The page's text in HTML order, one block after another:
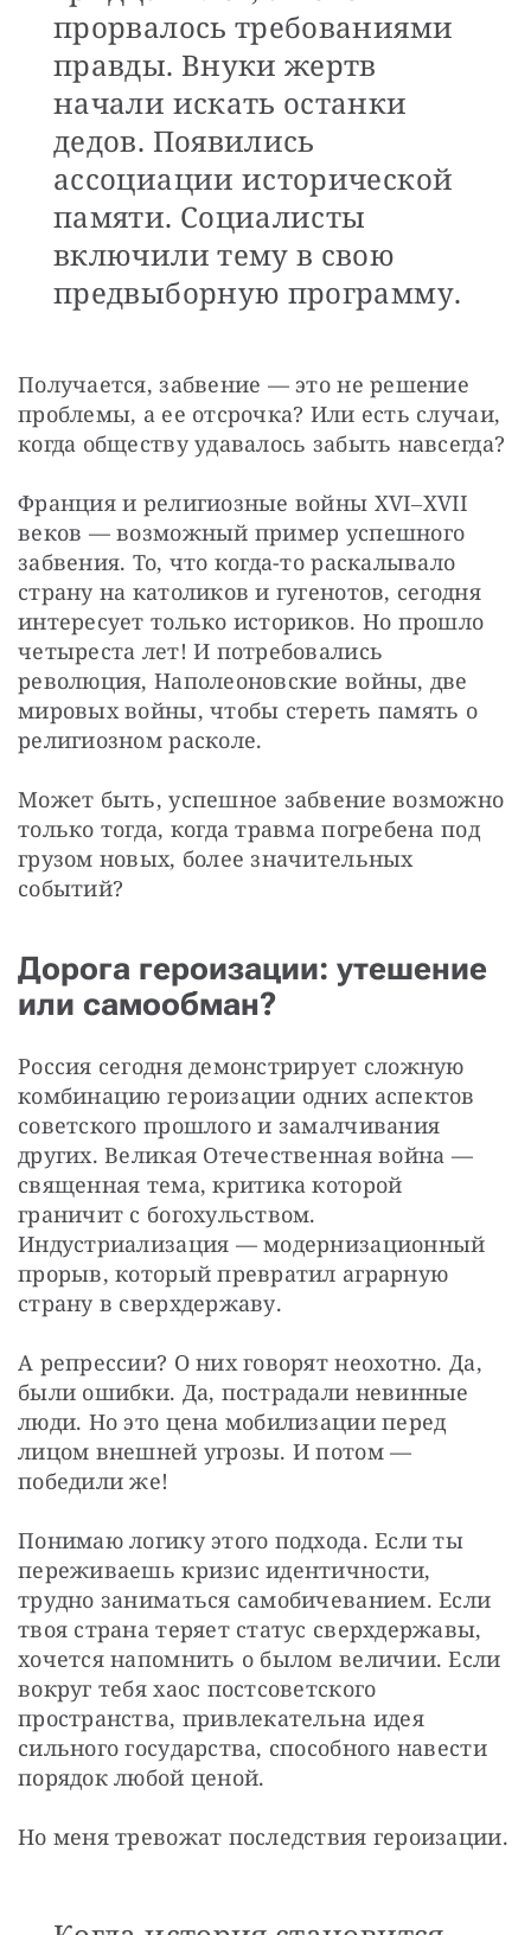
прорвалось требованиями
правды. Внуки жертв
начали искать останки
дедов. Появились
ассоциации исторической
памяти. Социалисты
включили тему в свою
предвыборную программу.
Получается, забвение — это не решение
проблемы, а ее отсрочка? Или есть случаи,
когда обществу удавалось забыть навсегда?
Франция и религиозные войны XVI‒XVII
веков — возможный пример успешного
забвения. То, что когда-то раскалывало
страну на католиков и гугенотов, сегодня
интересует только историков. Но прошло
четыреста лет! И потребовались
революция, Наполеоновские войны, две
мировых войны, чтобы стереть память о
религиозном расколе.
Может быть, успешное забвение возможно
только тогда, когда травма погребена под
грузом новых, более значительных
событий?
Дорога героизации: утешение
или самообман?
Россия сегодня демонстрирует сложную
комбинацию героизации одних аспектов
советского прошлого и замалчивания
других. Великая Отечественная война —
священная тема, критика которой
граничит с богохульством.
Индустриализация — модернизационный
прорыв, который превратил аграрную
страну в сверхдержаву.
А репрессии? О них говорят неохотно. Да,
были ошибки. Да, пострадали невинные
люди. Но это цена мобилизации перед
лицом внешней угрозы. И потом —
победили же!
Понимаю логику этого подхода. Если ты
переживаешь кризис идентичности,
трудно заниматься самобичеванием. Если
твоя страна теряет статус сверхдержавы,
хочется напомнить о былом величии. Если
вокруг тебя хаос постсоветского
пространства, привлекательна идея
сильного государства, способного навести
порядок любой ценой.
Но меня тревожат последствия героизации.